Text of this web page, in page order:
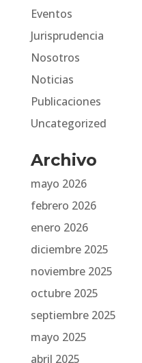
Eventos
Jurisprudencia
Nosotros
Noticias
Publicaciones
Uncategorized
Archivo
mayo 2026
febrero 2026
enero 2026
diciembre 2025
noviembre 2025
octubre 2025
septiembre 2025
mayo 2025
abril 2025